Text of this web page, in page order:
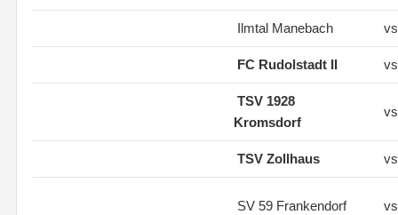
Ilmtal Manebach
FC Rudolstadt II
TSV 1928
Kromsdorf
TSV Zollhaus
SV 59 Frankendorf